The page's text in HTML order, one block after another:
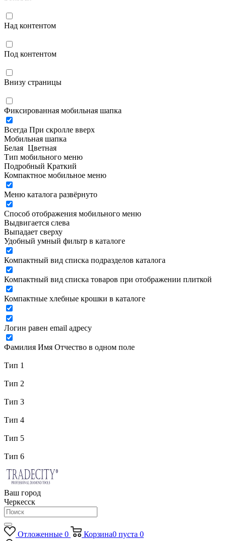
Над контентом
Под контентом
Внизу страницы
Фиксированная мобильная шапка
Всегда При скролле вверх
Мобильная шапка
Белая Цветная
Тип мобильного меню
Подробный Краткий
Компактное мобильное меню
Меню каталога развёрнуто
Способ отображения мобильного меню
Выдвигается слева
Выпадает сверху
Удобный умный фильтр в каталоге
Компактный вид списка подразделов каталога
Компактный вид списка товаров при отображении плиткой
Компактные хлебные крошки в каталоге
Логин равен email адресу
Фамилия Имя Отчество в одном поле
Тип 1
Тип 2
Тип 3
Тип 4
Тип 5
Тип 6
Ваш город
Черкесск
Отложенные 0 Корзина0 пуста 0